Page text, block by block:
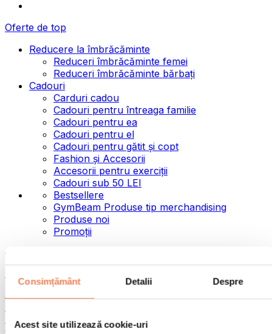
Consimțământ Detalii Despre
Acest site utilizează cookie-uri
Oferte de top
Reducere la îmbrăcăminte
Reduceri îmbrăcăminte femei
Reduceri îmbrăcăminte bărbați
Cadouri
Carduri cadou
Cadouri pentru întreaga familie
Cadouri pentru ea
Cadouri pentru el
Cadouri pentru gătit și copt
Fashion și Accesorii
Accesorii pentru exerciții
Cadouri sub 50 LEI
Bestsellere
GymBeam Produse tip merchandising
Produse noi
Promoții
Categorii
Semințe
Creme și paste tartinabile